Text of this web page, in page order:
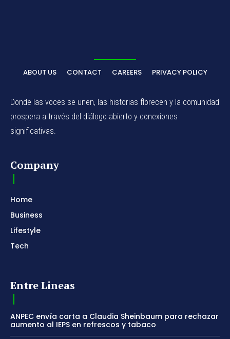
ABOUT US CONTACT CAREERS PRIVACY POLICY
Donde las voces se unen, las historias florecen y la comunidad
prospera a través del diálogo abierto y conexiones
significativas.
Company
Home
Business
Lifestyle
Tech
Entre Lineas
ANPEC envía carta a Claudia Sheinbaum para rechazar
aumento al IEPS en refrescos y tabaco